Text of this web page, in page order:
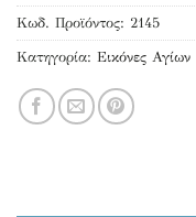
Κωδ. Προϊόντος: 2145
Κατηγορία: Εικόνες Αγίων